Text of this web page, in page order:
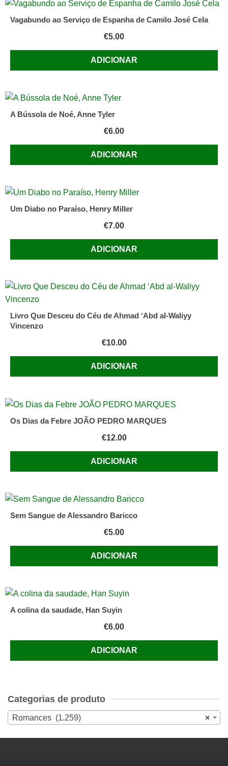
Vagabundo ao Serviço de Espanha de Camilo José Cela
€5.00
ADICIONAR
A Bússola de Noé, Anne Tyler
€6.00
ADICIONAR
Um Diabo no Paraíso, Henry Miller
€7.00
ADICIONAR
Livro Que Desceu do Céu de Ahmad ‘Abd al-Waliyy
Vincenzo
€10.00
ADICIONAR
Os Dias da Febre JOÃO PEDRO MARQUES
€12.00
ADICIONAR
Sem Sangue de Alessandro Baricco
€5.00
ADICIONAR
A colina da saudade, Han Suyin
€6.00
ADICIONAR
Categorias de produto
×
Romances (1.259)